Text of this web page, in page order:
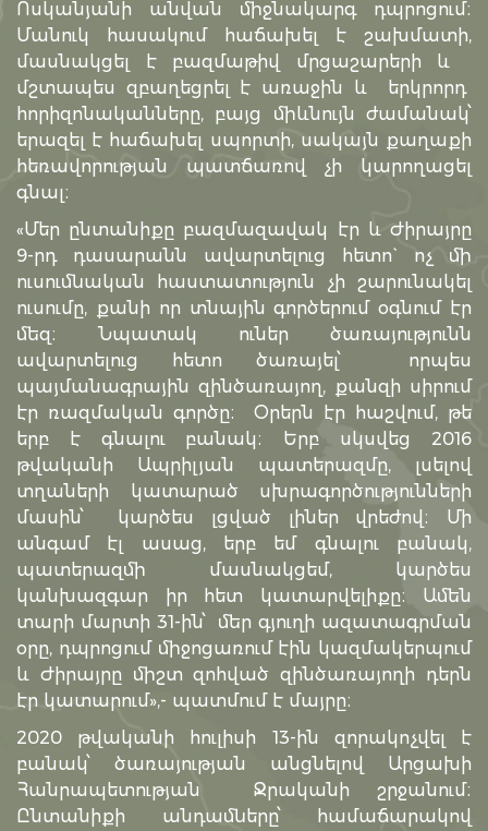
Ոսկանյանի անվան միջնակարգ դպրոցում։
Մանուկ հասակում հաճախել է շախմատի,
մասնակցել է բազմաթիվ մրցաշարերի և
մշտապես զբաղեցրել է առաջին և երկրորդ
հորիզոնականները, բայց միևնույն ժամանակ՝
երազել է հաճախել սպորտի, սակայն քաղաքի
հեռավորության պատճառով չի կարողացել
գնալ։
«Մեր ընտանիքը բազմազավակ էր և Ժիրայրը
9-րդ դասարանն ավարտելուց հետո` ոչ մի
ուսումնական հաստատություն չի շարունակել
ուսումը, քանի որ տնային գործերում օգնում էր
մեզ։ Նպատակ ուներ ծառայությունն
ավարտելուց հետո ծառայել՝ որպես
պայմանագրային զինծառայող, քանզի սիրում
էր ռազմական գործը։ Օրերն էր հաշվում, թե
երբ է գնալու բանակ։ Երբ սկսվեց 2016
թվականի Ապրիլյան պատերազմը, լսելով
տղաների կատարած սխրագործությունների
մասին՝ կարծես լցված լիներ վրեժով։ Մի
անգամ էլ ասաց, երբ եմ գնալու բանակ,
պատերազմի մասնակցեմ, կարծես
կանխազգար իր հետ կատարվելիքը։ Ամեն
տարի մարտի 31-ին՝ մեր գյուղի ազատագրման
օրը, դպրոցում միջոցառում էին կազմակերպում
և Ժիրայրը միշտ զոհված զինծառայողի դերն
էր կատարում»,- պատմում է մայրը։
2020 թվականի հուլիսի 13-ին զորակոչվել է
բանակ՝ ծառայության անցնելով Արցախի
Հանրապետության Ջրականի շրջանում։
Ընտանիքի անդամները՝ համաճարակով